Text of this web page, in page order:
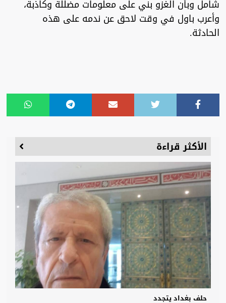
شامل وبأن الغزو بني على معلومات مضللة وكاذبة،
وأعرب باول في وقت لاحق عن ندمه على هذه
الحادثة.
الأكثر قراءة
حلف بغداد يتجدد